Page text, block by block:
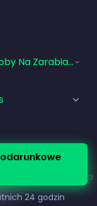
24 godzin
Na Zarabianie
z usługi
Stopka redakcyjna